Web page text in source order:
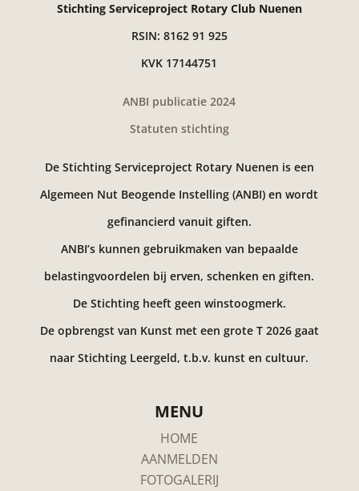
Stichting Serviceproject Rotary Club Nuenen
RSIN: 8162 91 925
KVK 17144751
ANBI publicatie 2024
Statuten stichting
De Stichting Serviceproject Rotary Nuenen is een
Algemeen Nut Beogende Instelling (ANBI) en wordt
gefinancierd vanuit giften.
ANBI’s kunnen gebruikmaken van bepaalde
belastingvoordelen bij erven, schenken en giften.
De Stichting heeft geen winstoogmerk.
De opbrengst van Kunst met een grote T 2026 gaat
naar Stichting Leergeld, t.b.v. kunst en cultuur.
MENU
HOME
AANMELDEN
FOTOGALERIJ